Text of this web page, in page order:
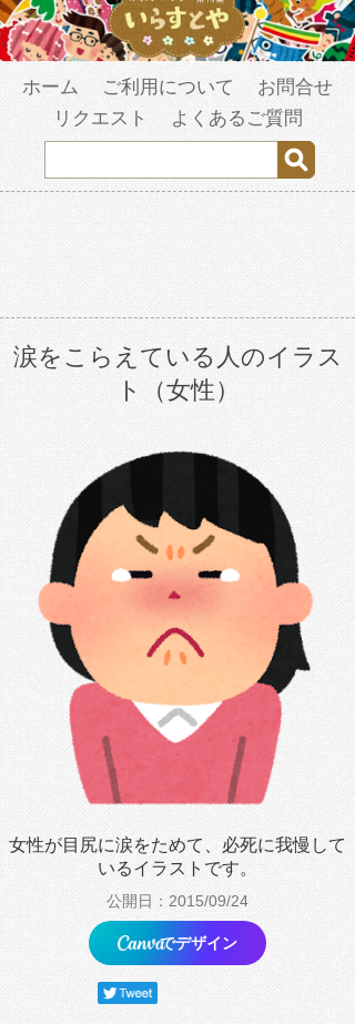
ホーム ご利用について
お問合せ
リクエスト
よくあるご質問
涙をこらえている人のイラス
ト（女性）
女性が目尻に涙をためて、必死に我慢して
いるイラストです。
公開日：2015/09/24
でデザイン